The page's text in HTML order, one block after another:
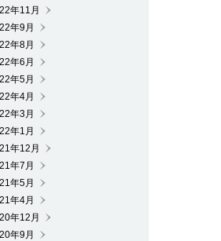
年11月
年9月
年8月
年6月
年5月
年4月
年3月
年1月
年12月
年7月
年5月
年4月
年12月
年9月